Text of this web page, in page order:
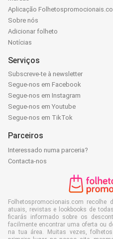
Aplicação
Sobre nós
Adicionar folheto
Notícias
Serviços
Subscreve-te à newsletter
Segue-nos em Facebook
Segue-nos em Instagram
Segue-nos em Youtube
Segue-nos em TikTok
Parceiros
Interessado numa parceria?
Contacta-nos
Folhetospromocionais.com recolhe
atuais, revistas e lookbooks de
ficarás informado sobre os
facilmente encontrar uma oferta ou
na tua área. Muitas vezes,